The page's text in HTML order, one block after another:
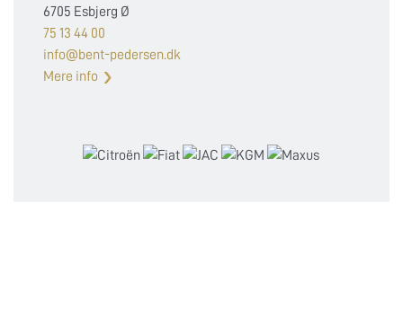
6705 Esbjerg Ø
75 13 44 00
info@bent-pedersen.dk
Mere info